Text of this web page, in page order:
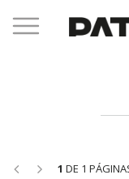
<< >> 1 DE 1